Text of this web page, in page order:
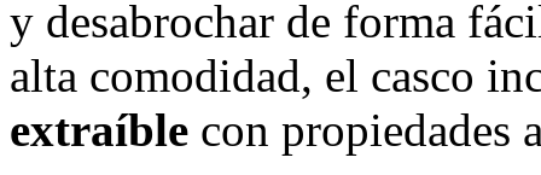
y desabrochar de forma
alta comodidad, el casco
extraíble con propiedades